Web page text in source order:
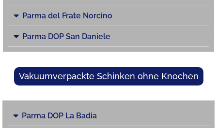
Parma del Frate Norcino
Parma DOP San Daniele
Vakuumverpackte Schinken ohne Knochen
Parma DOP La Badia